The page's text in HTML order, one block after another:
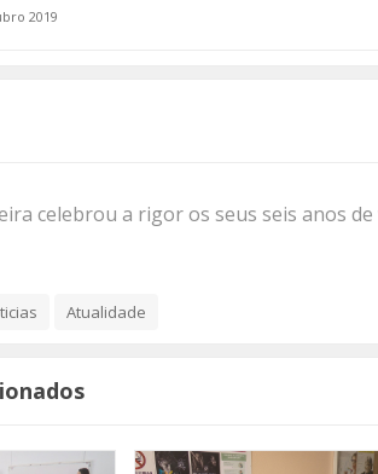
2019
celebrou a rigor os seus seis anos
Atualidade